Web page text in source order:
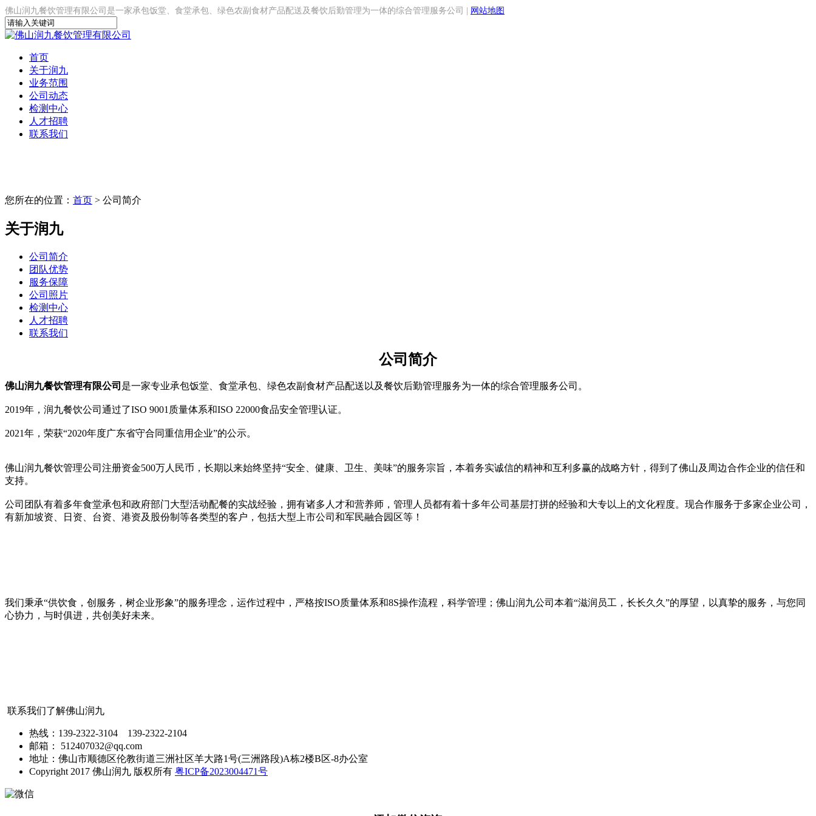
佛山润九餐饮管理有限公司是一家承包饭堂、食堂承包、绿色农副食材产品配送及餐饮后勤管理为一体的综合管理服务公司 | 网站地图
首页
关于润九
业务范围
公司动态
检测中心
人才招聘
联系我们
您所在的位置： 首页 > 公司简介
关于润九
公司简介
团队优势
服务保障
公司照片
检测中心
人才招聘
联系我们
公司简介
佛山润九餐饮管理有限公司 是一家专业承包饭堂 、食堂承包、 绿色农副食材产品配送 以及餐饮后勤管理服务为一体的综合管理服务公司。
2019年，润九餐饮公司通过了ISO 9001质量体系和ISO 22000食品安全管理认证。
2021年，荣获“2020年度广东省守合同重信用企业”的公示。
佛山润九餐饮管理公司注册资金500万人民币，长期以来始终坚持“安全、健康、卫生、美味”的服务宗旨，本着务实诚信的精神和互利多赢的战略方针，得到了佛山及周边合作企业的信任和
支持。
公司团队有着多年食堂承包和政府部门大型活动配餐的实战经验，拥有诸多人才和营养师，管理人员都有着十多年公司基层打拼的经验和大专以上的文化程度。现合作服务于多家企业公司，
有新加坡资、日资、台资、港资及股份制等各类型的客户，包括大型上市公司和军民融合园区等！
我们秉承“供饮食，创服务，树企业形象”的服务理念，运作过程中，严格按ISO质量体系和8S操作流程，科学管理；佛山润九公司本着“滋润员工，长长久久”的厚望，以真挚的服务，与您同
心协力，与时俱进，共创美好未来。
联系我们了解佛山润九
热线：139-2322-3104 139-2322-2104
邮箱： 512407032@qq.com
地址：佛山市顺德区伦教街道三洲社区羊大路1号(三洲路段)A栋2楼B区-8办公室
Copyright 2017 佛山润九 版权所有 粤ICP备2023004471号